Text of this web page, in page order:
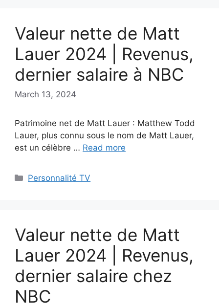
Valeur nette de Matt
Lauer 2024 | Revenus,
dernier salaire à NBC
March 13, 2024
Patrimoine net de Matt Lauer : Matthew Todd
Lauer, plus connu sous le nom de Matt Lauer,
est un célèbre … Read more
Categories
Personnalité TV
Valeur nette de Matt
Lauer 2024 | Revenus,
dernier salaire chez
NBC